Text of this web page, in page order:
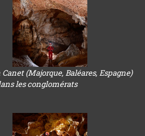
Canet (Majorque, Baléares, Espagne)
les conglomérats